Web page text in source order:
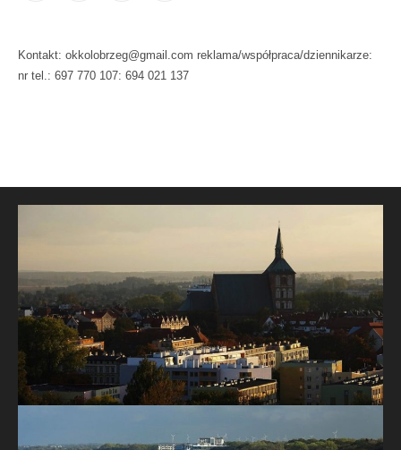
Kontakt: okkolobrzeg@gmail.com reklama/współpraca/dziennikarze:
nr tel.: 697 770 107: 694 021 137